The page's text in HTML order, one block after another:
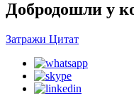
Добродошли у
Затражи Цитат